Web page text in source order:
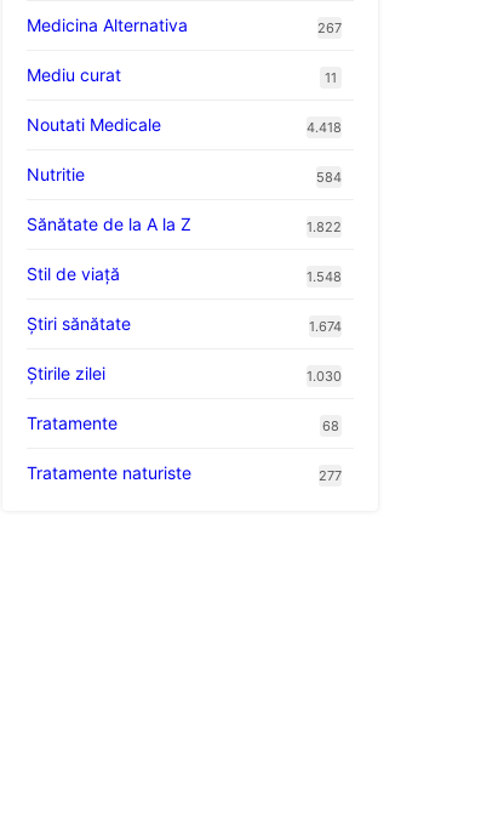
Medicina Alternativa 267
Mediu curat 11
Noutati Medicale 4.418
Nutritie 584
Sănătate de la A la Z 1.822
Stil de viaţă 1.548
Ştiri sănătate 1.674
Știrile zilei 1.030
Tratamente 68
Tratamente naturiste 277